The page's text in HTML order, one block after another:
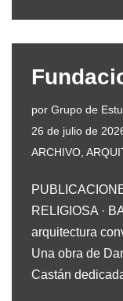
por Grupo de
26 de julio de
ARCHIVO,
RELIGIOSA ·
arquitectura
Una obra de
Castán